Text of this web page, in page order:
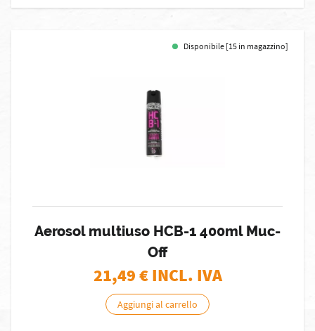
Disponibile [15 in magazzino]
Aerosol multiuso HCB-1 400ml Muc-
Off
21,49€ INCL. IVA
Aggiungi al carrello